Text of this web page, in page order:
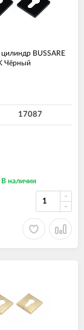
цилиндр BUSSARE
Чёрный
17087
В наличии